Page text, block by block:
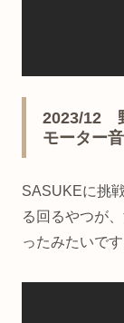
2023/12
モーター
SASUKEに挑
る回るやつが
ったみたいです